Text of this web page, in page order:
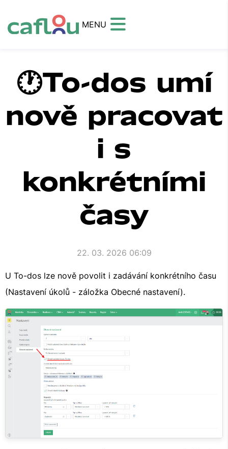
MENU
🕐To-dos umí
nově pracovat
i s
konkrétními
časy
22. 03. 2026 06:09
U To-dos lze nově povolit i zadávání konkrétního času
(Nastavení úkolů - záložka Obecné nastavení).